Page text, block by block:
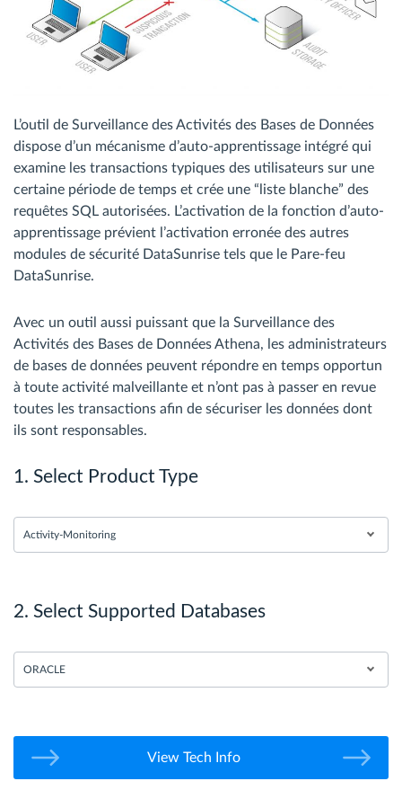
L’outil de Surveillance des Activités des Bases de Données
dispose d’un mécanisme d’auto-apprentissage intégré qui
examine les transactions typiques des utilisateurs sur une
certaine période de temps et crée une “liste blanche” des
requêtes SQL autorisées. L’activation de la fonction d’auto-
apprentissage prévient l’activation erronée des autres
modules de sécurité DataSunrise tels que le Pare-feu
DataSunrise.
Avec un outil aussi puissant que la Surveillance des
Activités des Bases de Données Athena, les administrateurs
de bases de données peuvent répondre en temps opportun
à toute activité malveillante et n’ont pas à passer en revue
toutes les transactions afin de sécuriser les données dont
ils sont responsables.
1. Select Product Type
Activity-Monitoring
2. Select Supported Databases
ORACLE
View Tech Info